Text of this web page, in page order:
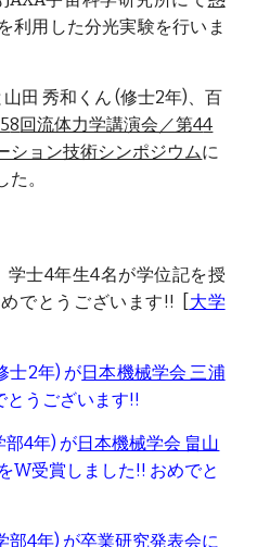
を利用した分光実験を行いま
田 秀和くん (修士2年)、百
8回流体力学講演会／第44
ション技術シンポジウムに
。
学士4年生4名が学位記を授
でとうございます!! [ 大学
士2年) が日本機械学会 三浦
とうございます!!
部4年) が日本機械学会 畠山
をW受賞しました!! おめでと
部4年) が卒業研究発表会に